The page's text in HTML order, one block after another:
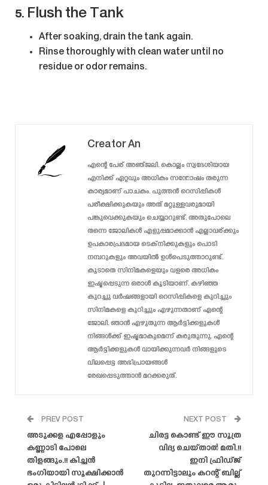
5. Flush the Tank
After soaking, drain the tank again.
Rinse thoroughly with clean water until no
residue or odor remains.
Creator An
എന്റെ പേര് അഞ്ജലി. കൊല്ലം സ്വദേശിയായ
എനിക്ക് ഏറ്റവും അധികം സന്തോഷം തരുന്ന
കാര്യമാണ് പാചകം. പുത്തൻ റെസിപ്പികൾ
പരീക്ഷിക്കുകയും അത് മറ്റുള്ളവരുമായി
പങ്കുവെക്കുകയും ചെയ്യാറുണ്ട്. അതുപോലെ
തന്നെ ജോലികൾ എളുപ്പമാക്കാൻ എല്ലാവര്ക്കും
ഉപകാരപ്രദമായ ടെക്‌നിക്കുകളും പൊടി
നമ്പറുകളും അവയിൽ ഉൾപെടുത്താറുണ്ട്.
കൂടാതെ സിനിമകളെയും വളരെ അധികം
ഇഷ്ടപ്പെടുന്ന ഒരാൾ കൂടിയാണ്. കഴിഞ്ഞ
കുറച്ചു വർഷങ്ങളായി റെസിപ്പികളെ കുറിച്ചും
സിനിമകളെ കുറിച്ചും എഴുന്നതാണ് എന്റെ
ജോലി. ഞാൻ എഴുതുന്ന ആർട്ടിക്കളുകൾ
നിങ്ങൾക്ക് ഇഷ്ടമാകുമെന്ന് കരുതുന്നു. എന്റെ
ആർട്ടിക്കളുകൾ വായിക്കുന്നവർ നിങ്ങളുടെ
വിലപ്പെട്ട അഭിപ്രായങ്ങൾ
രേഖപ്പെടുത്താൻ മറക്കരുത്.
PREV POST
അടുക്കള എപ്പോളും
കണ്ണാടി പോലെ
തിളങ്ങും.!! കിച്ചൻ
ഭംഗിയായി സൂക്ഷിക്കാൻ
NEXT POST
ചിരട്ട കൊണ്ട് ഈ സൂത്ര
വിദ്യ ചെയ്താൽ മതി.!!
ഇനി ഫ്രിഡ്ജ്
തുറന്നിട്ടാലും കറന്റ് ബില്ല്